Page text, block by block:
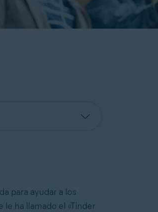
para ayudar a los
le ha llamado el «Tinder